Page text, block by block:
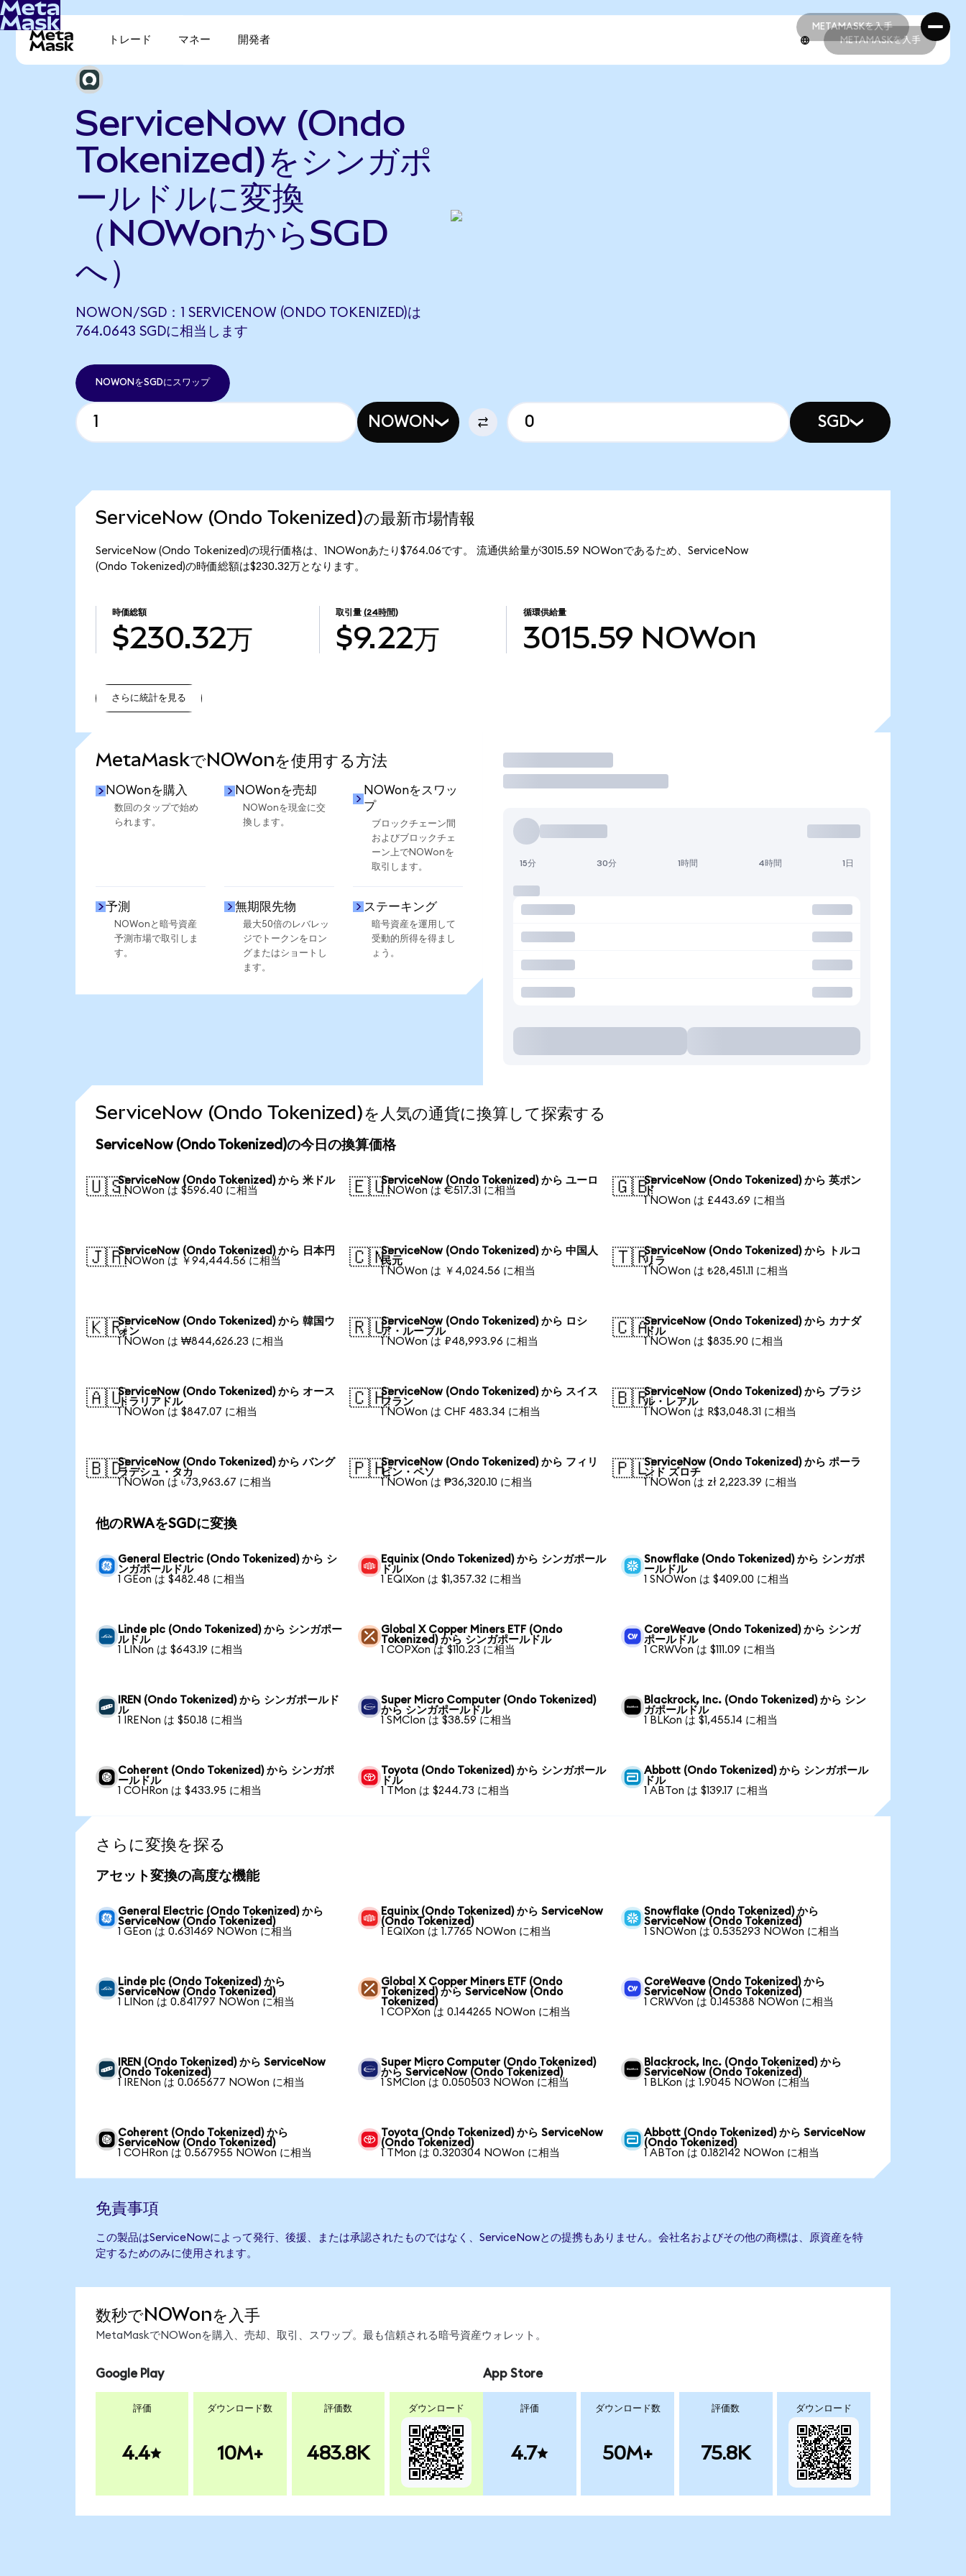
METAMASKを入手
METAMASKを入手
トレード マネー 開発者 METAMASKを入手
ServiceNow (Ondo
Tokenized)をシンガポ
ールドルに変換
（NOWonからSGD
へ）
NOWON/SGD：1 SERVICENOW (ONDO TOKENIZED)は
764.0643 SGDに相当します
NOWONをSGDにスワップ
NOWON SGD
ServiceNow (Ondo Tokenized)の最新市場情報
ServiceNow (Ondo Tokenized)の現行価格は、1NOWonあたり$764.06です。 流通供給量が3015.59 NOWonであるため、ServiceNow
(Ondo Tokenized)の時価総額は$230.32万となります。
時価総額
$230.32万
取引量 (24時間)
$9.22万
循環供給量
3015.59 NOWon
さらに統計を見る
MetaMaskでNOWonを使用する方法
NOWonを購入
数回のタップで始め
られます。
NOWonを売却
NOWonを現金に交
換します。
NOWonをスワッ
プ
ブロックチェーン間
およびブロックチェ
ーン上でNOWonを
取引します。
予測
NOWonと暗号資産
予測市場で取引しま
す。
無期限先物
最大50倍のレバレッ
ジでトークンをロン
グまたはショートし
ます。
ステーキング
暗号資産を運用して
受動的所得を得まし
ょう。
取引
15分 30分 1時間 4時間 1日
ServiceNow (Ondo Tokenized)を人気の通貨に換算して探索する
ServiceNow (Ondo Tokenized)の今日の換算価格
🇺🇸ServiceNow (Ondo Tokenized) から 米ドル
1 NOWon は $596.40 に相当
🇪🇺ServiceNow (Ondo Tokenized) から ユーロ
1 NOWon は €517.31 に相当
🇬🇧ServiceNow (Ondo Tokenized) から 英ポン
ド
1 NOWon は £443.69 に相当
🇯🇵ServiceNow (Ondo Tokenized) から 日本円
1 NOWon は ￥94,444.56 に相当
🇨🇳ServiceNow (Ondo Tokenized) から 中国人
民元
1 NOWon は ￥4,024.56 に相当
🇹🇷ServiceNow (Ondo Tokenized) から トルコ
リラ
1 NOWon は ₺28,451.11 に相当
🇰🇷ServiceNow (Ondo Tokenized) から 韓国ウ
ォン
1 NOWon は ₩844,626.23 に相当
🇷🇺ServiceNow (Ondo Tokenized) から ロシ
ア・ルーブル
1 NOWon は ₽48,993.96 に相当
🇨🇦ServiceNow (Ondo Tokenized) から カナダ
ドル
1 NOWon は $835.90 に相当
🇦🇺ServiceNow (Ondo Tokenized) から オース
トラリアドル
1 NOWon は $847.07 に相当
🇨🇭ServiceNow (Ondo Tokenized) から スイス
フラン
1 NOWon は CHF 483.34 に相当
🇧🇷ServiceNow (Ondo Tokenized) から ブラジ
ル・レアル
1 NOWon は R$3,048.31 に相当
🇧🇩ServiceNow (Ondo Tokenized) から バング
ラデシュ・タカ
1 NOWon は ৳73,963.67 に相当
🇵🇭ServiceNow (Ondo Tokenized) から フィリ
ピン・ペソ
1 NOWon は ₱36,320.10 に相当
🇵🇱ServiceNow (Ondo Tokenized) から ポーラ
ンド ズロチ
1 NOWon は zł 2,223.39 に相当
他のRWAをSGDに変換
General Electric (Ondo Tokenized) から シ
ンガポールドル
1 GEon は $482.48 に相当
Equinix (Ondo Tokenized) から シンガポール
ドル
1 EQIXon は $1,357.32 に相当
Snowflake (Ondo Tokenized) から シンガポ
ールドル
1 SNOWon は $409.00 に相当
Linde plc (Ondo Tokenized) から シンガポー
ルドル
1 LINon は $643.19 に相当
Global X Copper Miners ETF (Ondo
Tokenized) から シンガポールドル
1 COPXon は $110.23 に相当
CoreWeave (Ondo Tokenized) から シンガ
ポールドル
1 CRWVon は $111.09 に相当
IREN (Ondo Tokenized) から シンガポールド
ル
1 IRENon は $50.18 に相当
Super Micro Computer (Ondo Tokenized)
から シンガポールドル
1 SMCIon は $38.59 に相当
Blackrock, Inc. (Ondo Tokenized) から シン
ガポールドル
1 BLKon は $1,455.14 に相当
Coherent (Ondo Tokenized) から シンガポ
ールドル
1 COHRon は $433.95 に相当
Toyota (Ondo Tokenized) から シンガポール
ドル
1 TMon は $244.73 に相当
Abbott (Ondo Tokenized) から シンガポール
ドル
1 ABTon は $139.17 に相当
さらに変換を探る
アセット変換の高度な機能
General Electric (Ondo Tokenized) から
ServiceNow (Ondo Tokenized)
1 GEon は 0.631469 NOWon に相当
Equinix (Ondo Tokenized) から ServiceNow
(Ondo Tokenized)
1 EQIXon は 1.7765 NOWon に相当
Snowflake (Ondo Tokenized) から
ServiceNow (Ondo Tokenized)
1 SNOWon は 0.535293 NOWon に相当
Linde plc (Ondo Tokenized) から
ServiceNow (Ondo Tokenized)
1 LINon は 0.841797 NOWon に相当
Global X Copper Miners ETF (Ondo
Tokenized) から ServiceNow (Ondo
Tokenized)
1 COPXon は 0.144265 NOWon に相当
CoreWeave (Ondo Tokenized) から
ServiceNow (Ondo Tokenized)
1 CRWVon は 0.145388 NOWon に相当
IREN (Ondo Tokenized) から ServiceNow
(Ondo Tokenized)
1 IRENon は 0.065677 NOWon に相当
Super Micro Computer (Ondo Tokenized)
から ServiceNow (Ondo Tokenized)
1 SMCIon は 0.050503 NOWon に相当
Blackrock, Inc. (Ondo Tokenized) から
ServiceNow (Ondo Tokenized)
1 BLKon は 1.9045 NOWon に相当
Coherent (Ondo Tokenized) から
ServiceNow (Ondo Tokenized)
1 COHRon は 0.567955 NOWon に相当
Toyota (Ondo Tokenized) から ServiceNow
(Ondo Tokenized)
1 TMon は 0.320304 NOWon に相当
Abbott (Ondo Tokenized) から ServiceNow
(Ondo Tokenized)
1 ABTon は 0.182142 NOWon に相当
免責事項
この製品はServiceNowによって発行、後援、または承認されたものではなく、ServiceNowとの提携もありません。会社名およびその他の商標は、原資産を特
定するためのみに使用されます。
数秒でNOWonを入手
MetaMaskでNOWonを購入、売却、取引、スワップ。最も信頼される暗号資産ウォレット。
Google Play
評価
4.4
ダウンロード数
10M+
評価数
483.8K
ダウンロード
App Store
評価
4.7
ダウンロード数
50M+
評価数
75.8K
ダウンロード